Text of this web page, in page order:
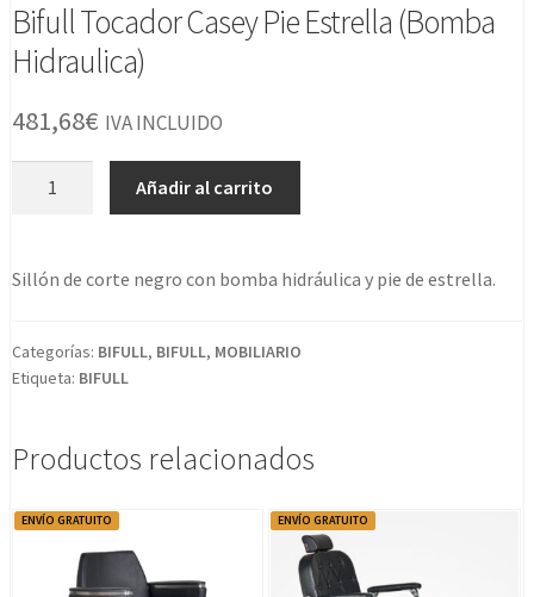
Bifull Tocador Casey Pie Estrella (Bomba
Hidraulica)
481,68€ IVA INCLUIDO
Estrella
Hidraulica)
cantidad
Añadir al carrito
Sillón de corte negro con bomba hidráulica y pie de estrella.
Categorías: BIFULL, BIFULL, MOBILIARIO
Etiqueta: BIFULL
Productos relacionados
ENVÍO GRATUITO ENVÍO GRATUITO